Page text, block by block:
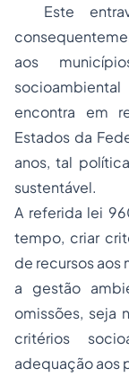
Este
aos
encontra em
Estados da
anos, tal
sustentável.
A referida lei
tempo, criar
de recursos aos
a gestão
omissões, seja
critérios
adequação aos